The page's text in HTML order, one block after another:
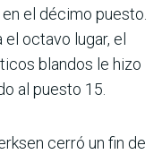
el décimo puesto.
octavo lugar, el
blandos le hizo
al puesto 15.
cerró un fin de